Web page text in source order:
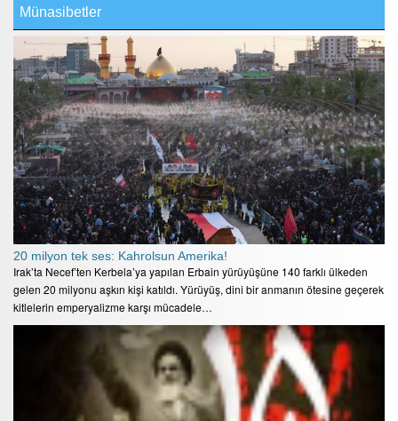
Münasibetler
20 milyon tek ses: Kahrolsun Amerika!
Irak’ta Necef’ten Kerbela’ya yapılan Erbain yürüyüşüne 140 farklı ülkeden
gelen 20 milyonu aşkın kişi katıldı. Yürüyüş, dini bir anmanın ötesine geçerek
kitlelerin emperyalizme karşı mücadele…